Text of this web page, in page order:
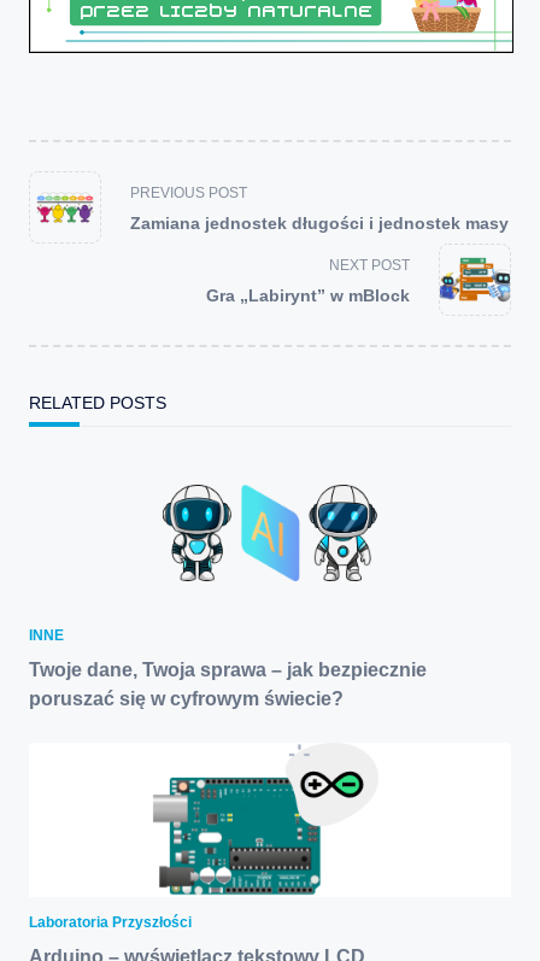
<span
class="nav-
subtitle
PREVIOUS POST
Zamiana jednostek długości i jednostek masy
NEXT POST
Gra „Labirynt” w mBlock
RELATED POSTS
INNE
Twoje dane, Twoja sprawa – jak bezpiecznie
poruszać się w cyfrowym świecie?
Laboratoria Przyszłości
Arduino – wyświetlacz tekstowy LCD